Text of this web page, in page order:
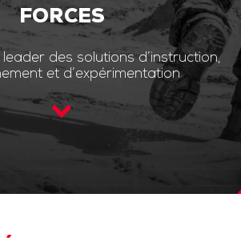
FORCES
leader des solutions d’instruction,
et d’expérimentation